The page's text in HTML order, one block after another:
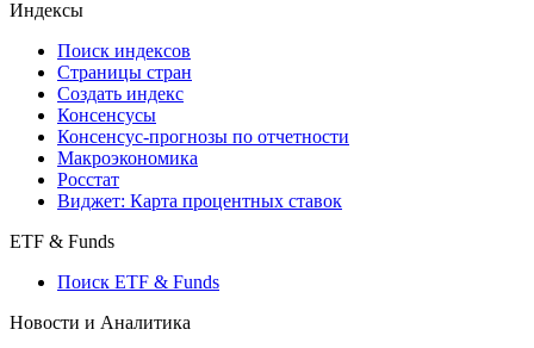
Индексы
Поиск индексов
Страницы стран
Создать индекс
Консенсусы
Консенсус-прогнозы по отчетности
Макроэкономика
Росстат
Виджет: Карта процентных ставок
ETF & Funds
Поиск ETF & Funds
Новости и Аналитика